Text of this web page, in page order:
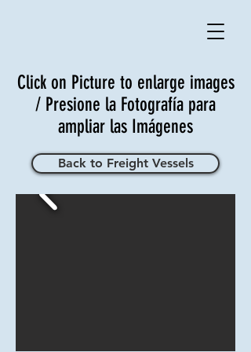
Click on Picture to enlarge images
/ Presione la Fotografía para
ampliar las Imágenes
Back to Freight Vessels